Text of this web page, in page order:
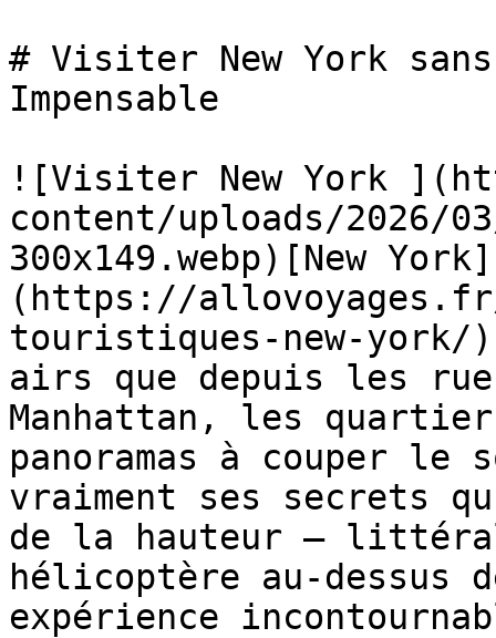
# Visiter New York
Impensable
![Visiter New York
content/uploads/2026/
300x149.webp)[New York]
(https://
touristiques-new-
airs que depuis les
Manhattan, les
panoramas à couper
vraiment ses secrets
de la hauteur —
hélicoptère au-dessus
expérience